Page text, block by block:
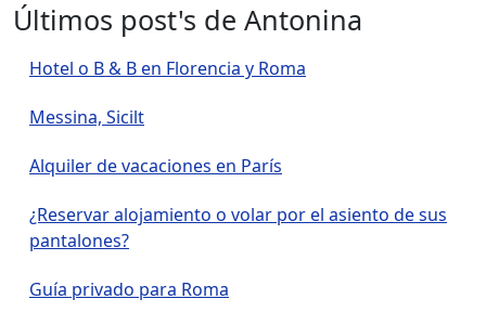
Últimos post's de Antonina
Hotel o B & B en Florencia y Roma
Messina, Sicilt
Alquiler de vacaciones en París
¿Reservar alojamiento o volar por el asiento de sus
pantalones?
Guía privado para Roma